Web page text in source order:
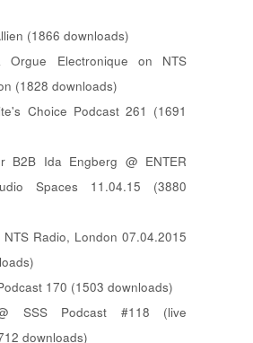
(1866 downloads)
Orgue Electronique on NTS
(1828 downloads)
Choice Podcast 261 (1691
B2B Ida Engberg @ ENTER
Spaces 11.04.15 (3880
NTS Radio, London 07.04.2015
170 (1503 downloads)
SSS Podcast #118 (live
downloads)